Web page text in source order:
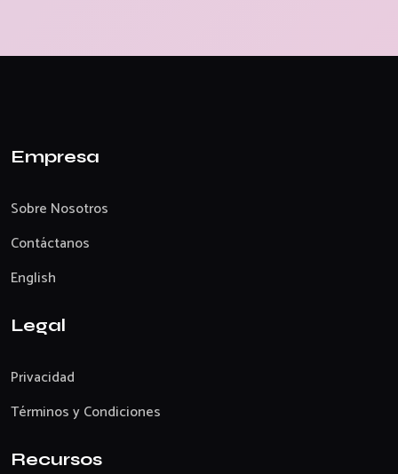
Empresa
Sobre Nosotros
Contáctanos
English
Legal
Privacidad
Términos y Condiciones
Recursos